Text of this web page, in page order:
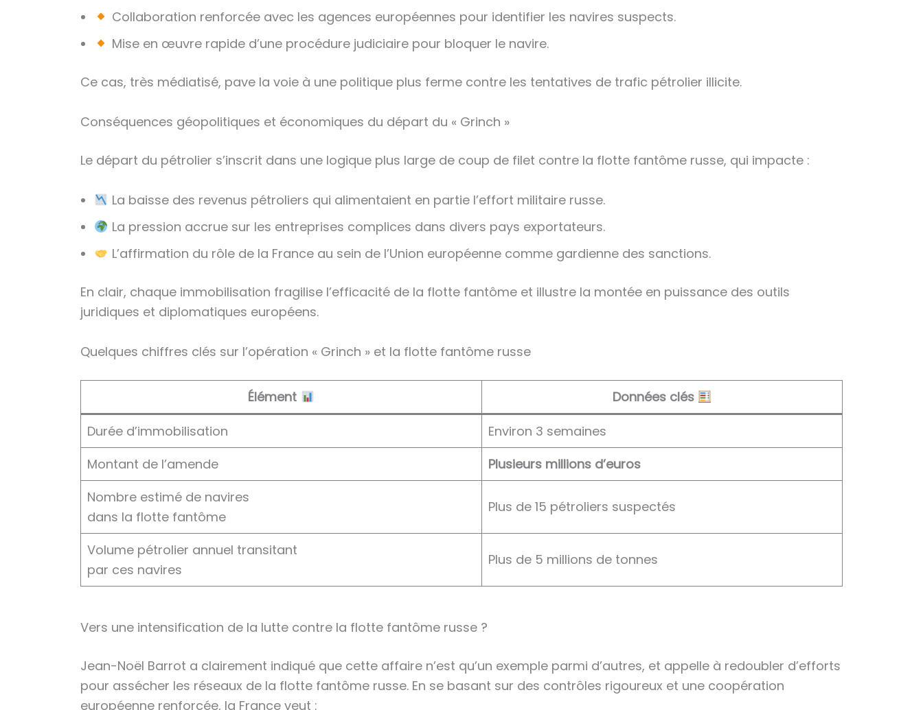
Collaboration renforcée avec les agences européennes pour identifier les navires suspects.
Mise en œuvre rapide d’une procédure judiciaire pour bloquer le navire.
Ce cas, très médiatisé, pave la voie à une politique plus ferme contre les tentatives de trafic pétrolier illicite.
Conséquences géopolitiques et économiques du départ du « Grinch »
Le départ du pétrolier s’inscrit dans une logique plus large de coup de filet contre la flotte fantôme russe, qui impacte :
La baisse des revenus pétroliers qui alimentaient en partie l’effort militaire russe.
La pression accrue sur les entreprises complices dans divers pays exportateurs.
L’affirmation du rôle de la France au sein de l’Union européenne comme gardienne des sanctions.
En clair, chaque immobilisation fragilise l’efficacité de la flotte fantôme et illustre la montée en puissance des outils
juridiques et diplomatiques européens.
Quelques chiffres clés sur l’opération « Grinch » et la flotte fantôme russe
Élément
Données clés
Durée d’immobilisation
Environ 3 semaines
Montant de l’amende
Plusieurs millions d’euros
Nombre estimé de navires
dans la flotte fantôme
Plus de 15 pétroliers suspectés
Volume pétrolier annuel transitant
par ces navires
Plus de 5 millions de tonnes
Vers une intensification de la lutte contre la flotte fantôme russe ?
Jean-Noël Barrot a clairement indiqué que cette affaire n’est qu’un exemple parmi d’autres, et appelle à redoubler d’efforts
pour assécher les réseaux de la flotte fantôme russe. En se basant sur des contrôles rigoureux et une coopération
européenne renforcée, la France veut :